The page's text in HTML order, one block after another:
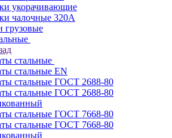
укорачивающие
чалочные 320А
грузовые
стальные
стальные EN
стальные ГОСТ 2688-80
стальные ГОСТ 2688-80
стальные ГОСТ 7668-80
стальные ГОСТ 7668-80